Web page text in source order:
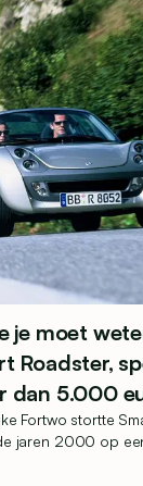
je moet
Roadster,
dan 5.000
Fortwo stortte
jaren 2000 op